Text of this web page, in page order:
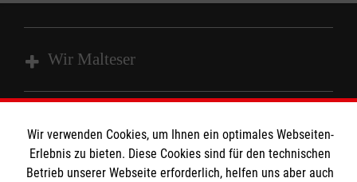
Wir Malteser
Das MBZ Westfalen
Spenden
Informationen
Wir verwenden Cookies, um Ihnen ein optimales Webseiten-
Erlebnis zu bieten. Diese Cookies sind für den technischen
Betrieb unserer Webseite erforderlich, helfen uns aber auch